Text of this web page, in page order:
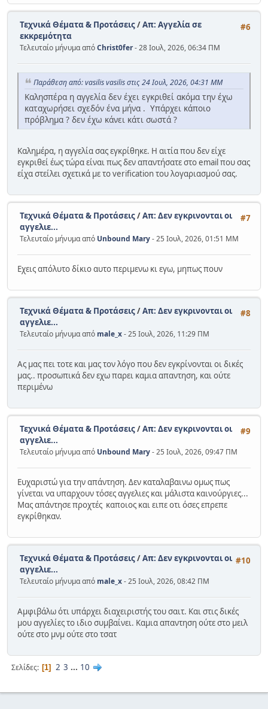
#6
Τεχνικά Θέματα & Προτάσεις/Απ: Αγγελία σε
εκκρεμότητα
Τελευταίο μήνυμα απόChrist0fer- 28 Ιουλ, 2026, 06:34 ΠΜ
Παράθεση από: vasilis vasilis στις 24 Ιουλ, 2026, 04:31 ΜΜ
Καλησπέρα η αγγελία δεν έχει εγκριθεί ακόμα την έχω
καταχωρήσει σχεδόν ένα μήνα . Υπάρχει κάποιο
πρόβλημα ? δεν έχω κάνει κάτι σωστά ?
Καλημέρα, η αγγελία σας εγκρίθηκε. Η αιτία που δεν είχε
εγκριθεί έως τώρα είναι πως δεν απαντήσατε στο email που σας
είχα στείλει σχετικά με το verification του λογαριασμού σας.
#7
Τεχνικά Θέματα & Προτάσεις/Απ: Δεν εγκρινονται οι
αγγελιε...
Τελευταίο μήνυμα από Unbound Mary- 25 Ιουλ, 2026, 01:51 ΜΜ
Εχεις απόλυτο δίκιο αυτο περιμενω κι εγω, μηπως πουν
#8
Τεχνικά Θέματα & Προτάσεις/Απ: Δεν εγκρινονται οι
αγγελιε...
Τελευταίο μήνυμα από male_x- 25 Ιουλ, 2026, 11:29 ΠΜ
Ας μας πει τοτε και μας τον λόγο που δεν εγκρίνονται οι δικές
μας.. προσωπικά δεν εχω παρει καμια απαντηση, και ούτε
περιμένω
#9
Τεχνικά Θέματα & Προτάσεις/Απ: Δεν εγκρινονται οι
αγγελιε...
Τελευταίο μήνυμα από Unbound Mary- 25 Ιουλ, 2026, 09:47 ΠΜ
Ευχαριστώ για την απάντηση. Δεν καταλαβαινω ομως πως
γίνεται να υπαρχουν τόσες αγγελιες και μάλιστα καινούργιες...
Μας απάντησε προχτές καποιος και ειπε οτι όσες επρεπε
εγκρίθηκαν.
#10
Τεχνικά Θέματα & Προτάσεις/Απ: Δεν εγκρινονται οι
αγγελιε...
Τελευταίο μήνυμα από male_x- 25 Ιουλ, 2026, 08:42 ΠΜ
Αμφιβάλω ότι υπάρχει διαχειριστής του σαιτ. Και στις δικές
μου αγγελίες το ιδιο συμβαίνει. Καμια απαντηση ούτε στο μειλ
ούτε στο μνμ ούτε στο τσατ
Σελίδες 1 2 3 ... 10